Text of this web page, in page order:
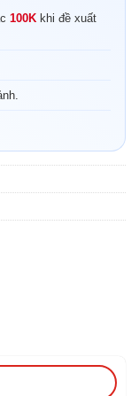
100K khi đề xuất